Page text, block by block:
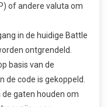
of andere valuta om
in de huidige Battle
ontgrendeld.
basis van de
code is gekoppeld.
gaten houden om